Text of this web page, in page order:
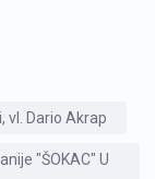
vl. Dario Akrap
"ŠOKAC" U